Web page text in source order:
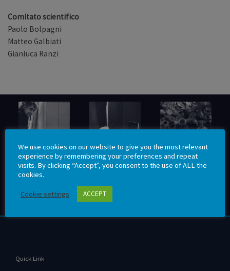
Comitato scientifico
Paolo Bolpagni
Matteo Galbiati
Gianluca Ranzi
biografia bibliografia opere
archiviazione contatti
Quick Link
We use cookies on our website to give you the most relevant
experience by remembering your preferences and repeat
visits. By clicking “Accept”, you consent to the use of ALL the
cookies.
Cookie settings ACCEPT